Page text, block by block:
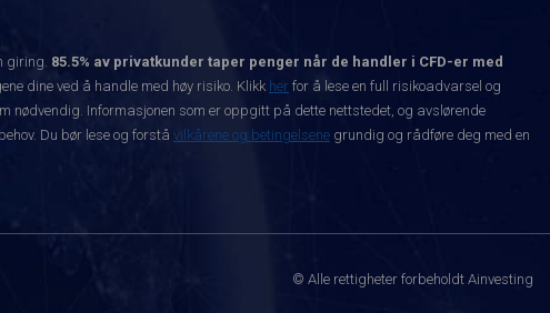
giring. 85.5% av privatkunder taper penger når de handler i CFD-er med
dine ved å handle med høy risiko. Klikk her for å lese en full risikoadvarsel og
nødvendig. Informasjonen som er oppgitt på dette nettstedet, og avslørende
Du bør lese og forstå vilkårene og betingelsene grundig og rådføre deg med en
© Alle rettigheter forbeholdt Ainvesting